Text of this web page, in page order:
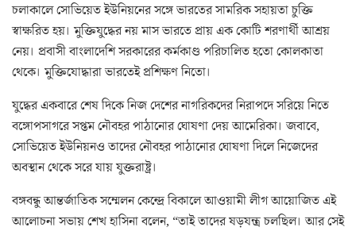
চলাকালে সোভিয়েত ইউনিয়নের সঙ্গে ভারতের সামরিক সহায়তা চুক্তি
স্বাক্ষরিত হয়। মুক্তিযুদ্ধের নয় মাস ভারতে প্রায় এক কোটি শরণার্থী আশ্রয়
নেয়। প্রবাসী বাংলাদেশি সরকারের কর্মকাণ্ড পরিচালিত হতো কোলকাতা
থেকে। মুক্তিযোদ্ধারা ভারতেই প্রশিক্ষণ নিতো।
যুদ্ধের একবারে শেষ দিকে নিজ দেশের নাগরিকদের নিরাপদে সরিয়ে নিতে
বঙ্গোপসাগরে সপ্তম নৌবহর পাঠানোর ঘোষণা দেয় আমেরিকা। জবাবে,
সোভিয়েত ইউনিয়নও তাদের নৌবহর পাঠানোর ঘোষণা দিলে নিজেদের
অবস্থান থেকে সরে যায় যুক্তরাষ্ট্র।
বঙ্গবন্ধু আন্তর্জাতিক সম্মেলন কেন্দ্রে বিকালে আওয়ামী লীগ আয়োজিত এই
আলোচনা সভায় শেখ হাসিনা বলেন, “তাই তাদের ষড়যন্ত্র চলছিল। আর সেই